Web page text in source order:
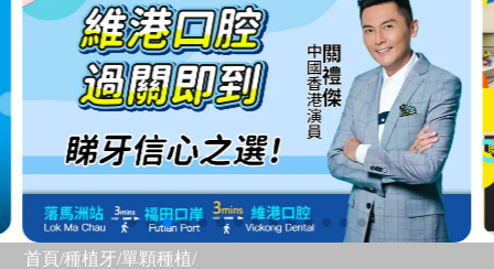
首頁/種植牙/單顆種植/